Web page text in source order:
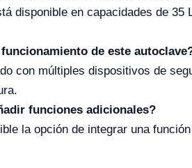
disponible en capacidades de
de este
con múltiples dispositivos de
funciones adicionales?
la opción de integrar una